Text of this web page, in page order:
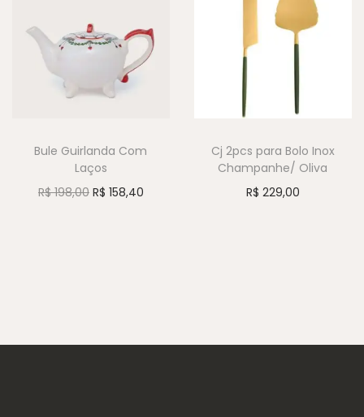
Bule Guirlanda Com
Laços
R$198,00 R$ 158,40
Cj 2pcs para Bolo Inox
Champanhe/ Oliva
R$ 229,00